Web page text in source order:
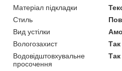
Матеріал підкладки
Стиль
Вид устілки
Вологозахист
Так
Водовідштовхувальне
просочення
Так